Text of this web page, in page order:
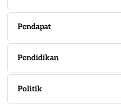
Pendapat
Pendidikan
Politik